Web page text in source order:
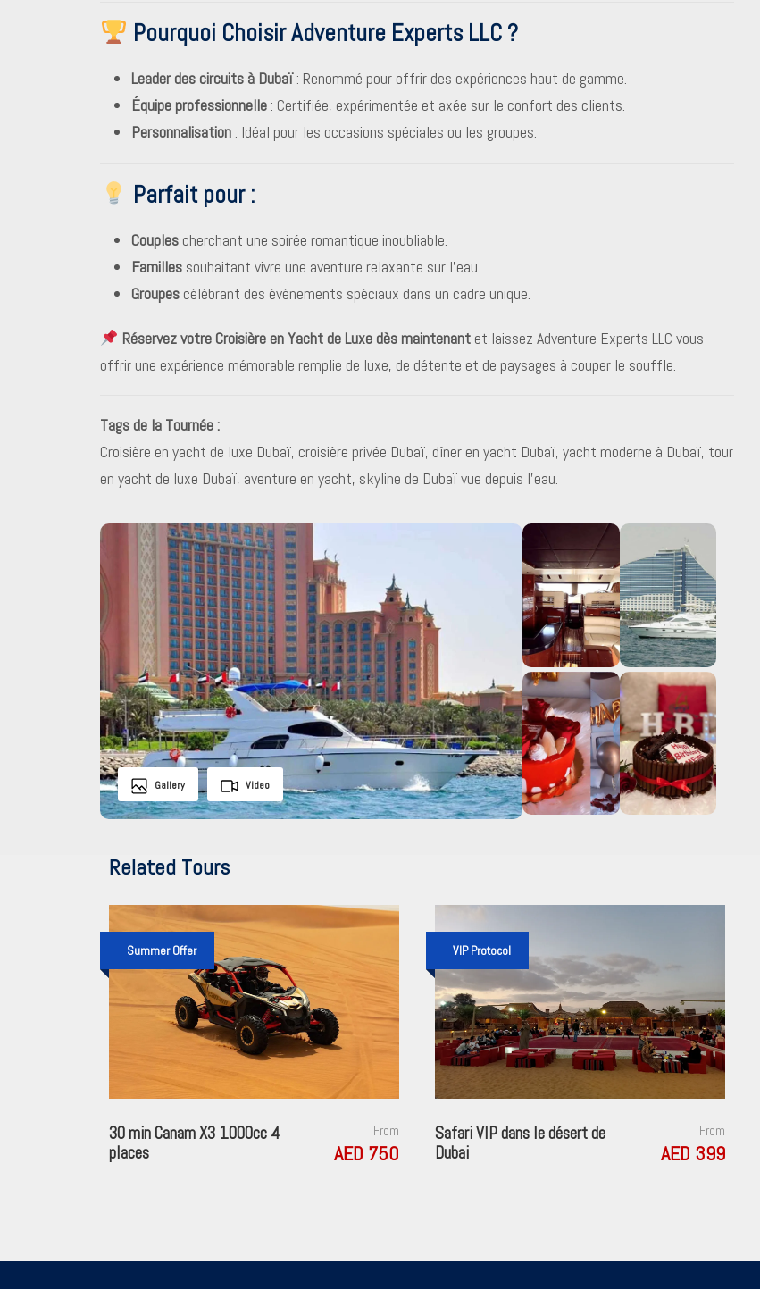
Pourquoi Choisir Adventure Experts LLC ?
Leader des circuits à Dubaï: Renommé pour offrir des expériences haut de gamme.
Équipe professionnelle : Certifiée, expérimentée et axée sur le confort des clients.
Personnalisation : Idéal pour les occasions spéciales ou les groupes.
Parfait pour :
Couples cherchant une soirée romantique inoubliable.
Familles souhaitant vivre une aventure relaxante sur l’eau.
Groupes célébrant des événements spéciaux dans un cadre unique.
Réservez votre Croisière en Yacht de Luxe dès maintenantet laissez Adventure Experts LLC vous
offrir une expérience mémorable remplie de luxe, de détente et de paysages à couper le souffle.
Tags de la Tournée :
Croisière en yacht de luxe Dubaï, croisière privée Dubaï, dîner en yacht Dubaï, yacht moderne à Dubaï, tour
en yacht de luxe Dubaï, aventure en yacht, skyline de Dubaï vue depuis l’eau.
Gallery Video
Related Tours
Summer Offer
30 min Canam X3 1000cc 4
places
From
AED 750
VIP Protocol
Safari VIP dans le désert de
Dubai
From
AED 399